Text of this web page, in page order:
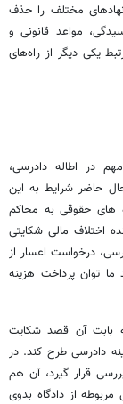
مختلف را حذف
مواعد قانونی و
یکی دیگر از راه‌های
در اطاله دادرسی،
حاضر شرایط به این
های حقوقی به محاکم
اختلاف مالی شکایتی
درخواست اعسار از
توان پرداخت هزینه
بابت آن قصد شکایت
دادرسی طرح کند. در
قرار گیرد، آن هم
از دادگاه بدوی